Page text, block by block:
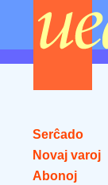
Serĉado
Novaj varoj
Abonoj